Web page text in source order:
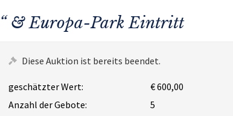
& Europa-Park Eintritt
Diese Auktion ist bereits beendet.
geschätzter Wert:
€ 600,00
Anzahl der Gebote:
5